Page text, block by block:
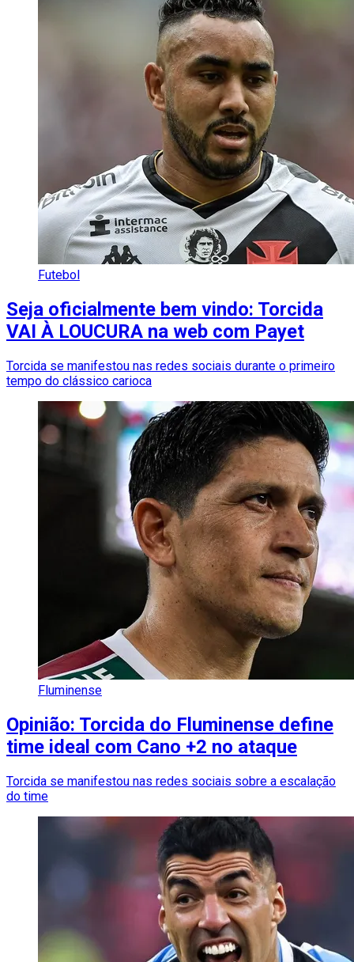
Futebol
Seja oficialmente bem vindo: Torcida
VAI À LOUCURA na web com Payet
Torcida se manifestou nas redes sociais durante o primeiro
tempo do clássico carioca
Fluminense
Opinião: Torcida do Fluminense define
time ideal com Cano +2 no ataque
Torcida se manifestou nas redes sociais sobre a escalação
do time